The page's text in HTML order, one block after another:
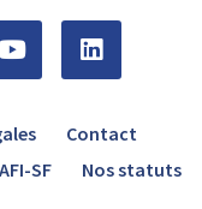
Contact
SF Nos statuts